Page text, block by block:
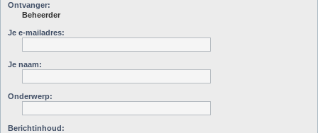
Ontvanger:
Beheerder
Je e-mailadres:
Je naam:
Onderwerp:
Berichtinhoud: